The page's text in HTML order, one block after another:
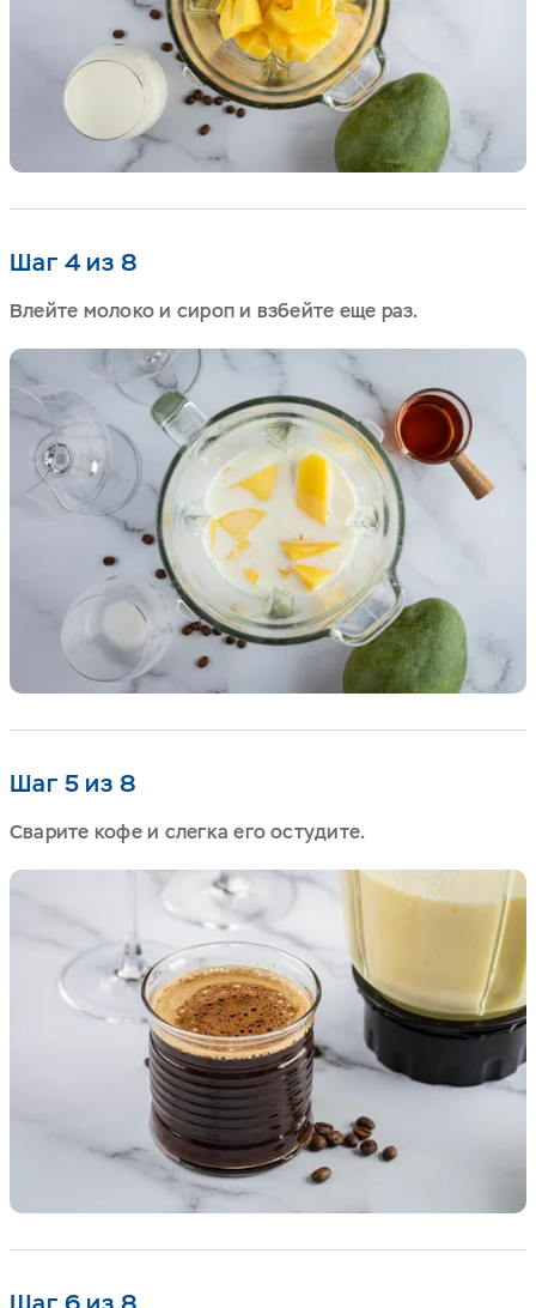
Шаг 4 из 8
Влейте молоко и сироп и взбейте еще раз.
Шаг 5 из 8
Сварите кофе и слегка его остудите.